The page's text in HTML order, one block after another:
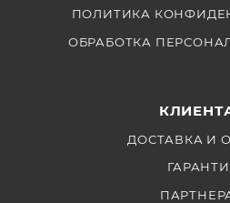
ПОЛИТИКА
ОБРАБОТКА
ДОСТАВКА И